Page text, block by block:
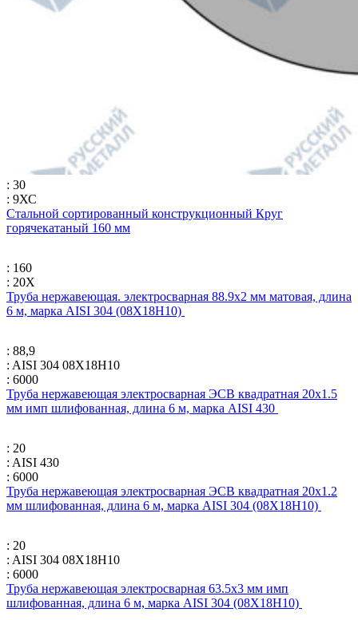
: 30
: 9ХС
Стальной сортированный конструкционный Круг
горячекатаный 160 мм
: 160
: 20Х
Труба нержавеющая. электросварная 88.9х2 мм матовая, длина
6 м, марка AISI 304 (08Х18Н10)
: 88,9
: AISI 304 08Х18Н10
: 6000
Труба нержавеющая электросварная ЭСВ квадратная 20х1.5
мм имп шлифованная, длина 6 м, марка AISI 430
: 20
: AISI 430
: 6000
Труба нержавеющая электросварная ЭСВ квадратная 20х1.2
мм шлифованная, длина 6 м, марка AISI 304 (08Х18Н10)
: 20
: AISI 304 08Х18Н10
: 6000
Труба нержавеющая электросварная 63.5х3 мм имп
шлифованная, длина 6 м, марка AISI 304 (08Х18Н10)